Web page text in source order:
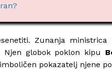
Zunanja
Njen globok poklon kipu
pokazatelj njene